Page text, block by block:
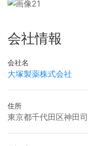
会社情報
会社名
大塚製薬株式会社
住所
東京都千代田区神田